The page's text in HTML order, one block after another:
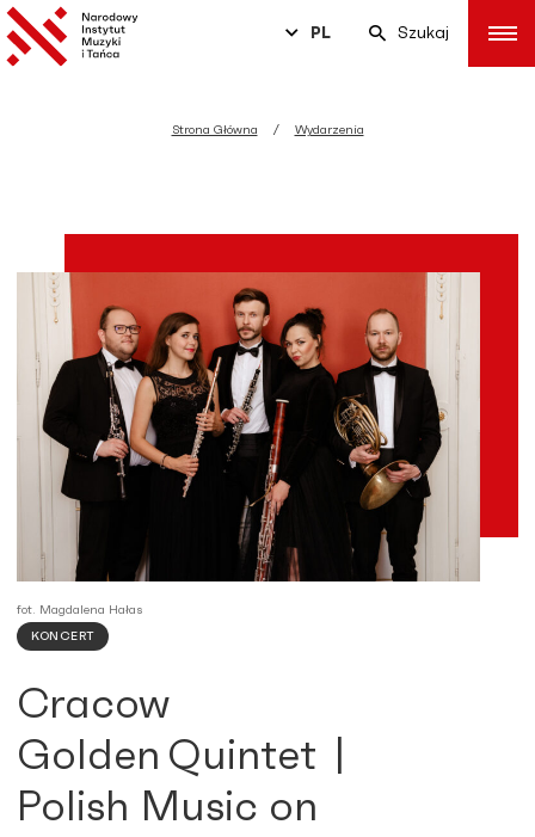
PL Szukaj
Strona Główna Wydarzenia
KONCERT
Cracow
Golden Quintet |
Polish Music on
fot. Magdalena Hałas